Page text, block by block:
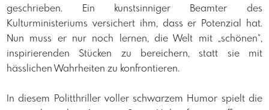
geschrieben. Ein kunstsinniger Beamter des
Kulturministeriums versichert ihm, dass er Potenzial hat.
Nun muss er nur noch lernen, die Welt mit „schönen“,
inspirierenden Stücken zu bereichern, statt sie mit
hässlichen Wahrheiten zu konfrontieren.
In diesem Politthriller voller schwarzem Humor spielt die